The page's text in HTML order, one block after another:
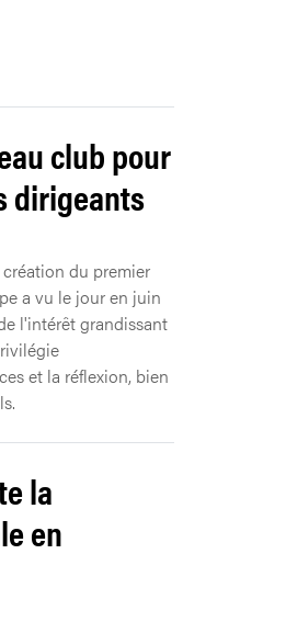
club pour
dirigeants
du premier
a vu le jour en juin
l'intérêt grandissant
et la réflexion, bien
la
en